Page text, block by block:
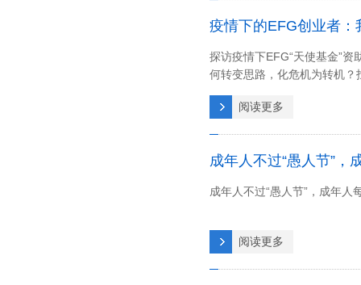
疫情下的EFG创业者
探访疫情下EFG“天使基金”
何转变思路，化危机为转机
阅读更多
成年人不过“愚人节”，
成年人不过“愚人节”，成年人
阅读更多